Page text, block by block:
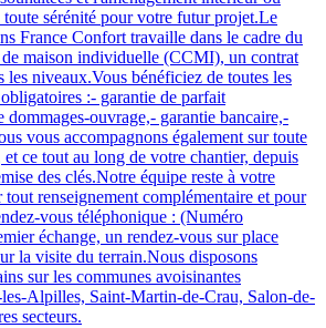
toute sérénité pour votre futur projet.Le
France Confort travaille dans le cadre du
maison individuelle (CCMI), un contrat
les niveaux.Vous bénéficiez de toutes les
obligatoires :- garantie de parfait
dommages-ouvrage,- garantie bancaire,-
vous accompagnons également sur toute
ce tout au long de votre chantier, depuis
des clés.Notre équipe reste à votre
renseignement complémentaire et pour
vous téléphonique : (Numéro
échange, un rendez-vous sur place
la visite du terrain.Nous disposons
sur les communes avoisinantes
Alpilles, Saint-Martin-de-Crau, Salon-de-
secteurs.